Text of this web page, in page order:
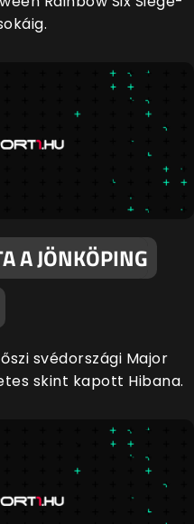
A JÖNKÖPING
svédországi Major
skint kapott Hibana.